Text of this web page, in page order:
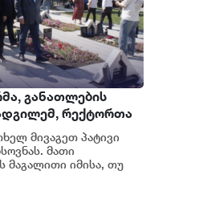
განათლების
რექტორთა
კონფერენციის
სტუდენტებმა
მივაგეთ პატივი
მათი
მაგალითი იმისა, თუ